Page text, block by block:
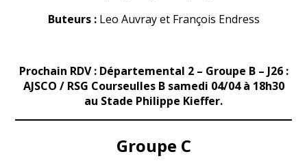
Buteurs : Leo Auvray et François Endress
Prochain RDV : Départemental 2 – Groupe B – J26 :
AJSCO / RSG Courseulles B samedi 04/04 à 18h30
au Stade Philippe Kieffer.
Groupe C